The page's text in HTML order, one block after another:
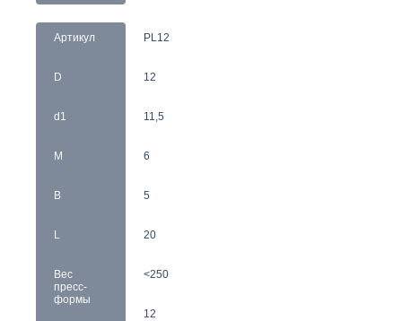
Артикул
D
d1
M
B
L
Вес
пресс-
формы
PL12
12
11,5
6
5
20
<250
12